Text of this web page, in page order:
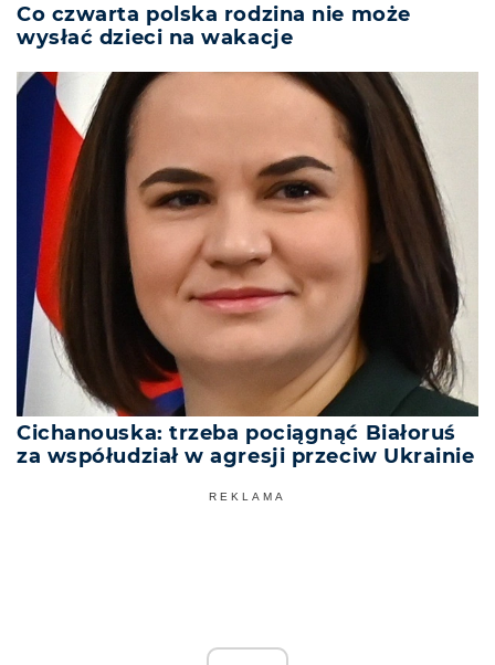
Co czwarta polska rodzina nie może
wysłać dzieci na wakacje
Cichanouska: trzeba pociągnąć Białoruś
za współudział w agresji przeciw Ukrainie
REKLAMA